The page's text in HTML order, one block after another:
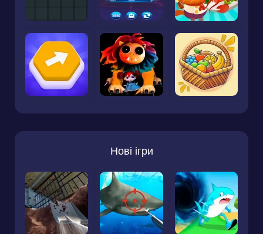
Нові ігри